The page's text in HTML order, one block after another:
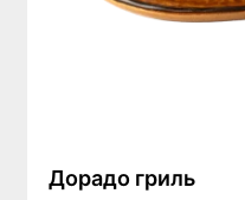
Дорадо гриль